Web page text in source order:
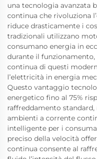
una tecnologia avanzata
continua che rivoluziona
riduce drasticamente i
tradizionali utilizzano
consumano energia in
durante il
continua di questi
l’elettricità in energia
Questo vantaggio
energetico fino al 75%
raffreddamento
ambienti a corrente
intelligente per i
preciso della velocità
continua consente al